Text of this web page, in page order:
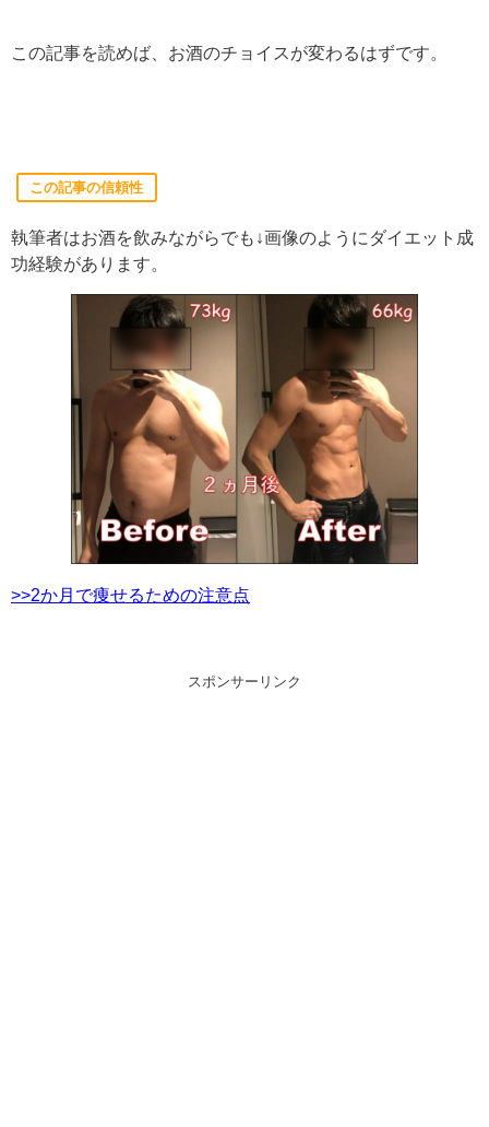
この記事を読めば、お酒のチョイスが変わるはずです。
この記事の信頼性
執筆者はお酒を飲みながらでも↓画像のようにダイエット成
功経験があります。
>>2か月で痩せるための注意点
スポンサーリンク